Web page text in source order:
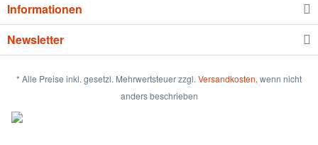
Informationen
Newsletter
* Alle Preise inkl. gesetzl. Mehrwertsteuer zzgl. Versandkosten, wenn nicht
anders beschrieben